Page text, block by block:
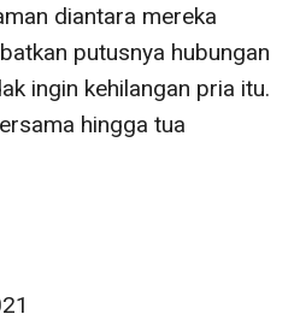
diantara mereka
putusnya hubungan
ingin kehilangan pria itu.
hingga tua